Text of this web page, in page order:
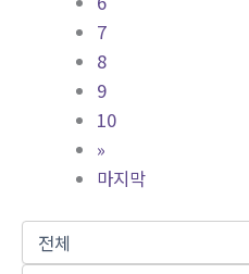
7
8
9
10
»
마지막